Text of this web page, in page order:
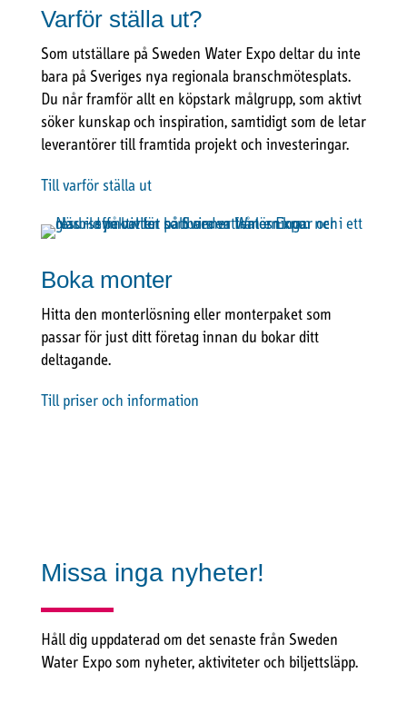
Varför ställa ut?
Som utställare på Sweden Water Expo deltar du inte
bara på Sveriges nya regionala branschmötesplats.
Du når framför allt en köpstark målgrupp, som aktivt
söker kunskap och inspiration, samtidigt som de letar
leverantörer till framtida projekt och investeringar.
Till varför ställa ut
Boka monter
Hitta den monterlösning eller monterpaket som
passar för just ditt företag innan du bokar ditt
deltagande.
Till priser och information
Missa inga nyheter!
Håll dig uppdaterad om det senaste från Sweden
Water Expo som nyheter, aktiviteter och biljettsläpp.